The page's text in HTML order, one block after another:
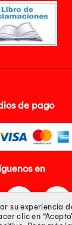
de pago
en
su experiencia
clic en